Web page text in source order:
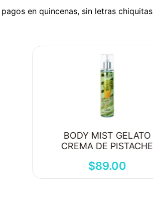
BODY MIST GELATO
CREMA DE PISTACHE
$89.00